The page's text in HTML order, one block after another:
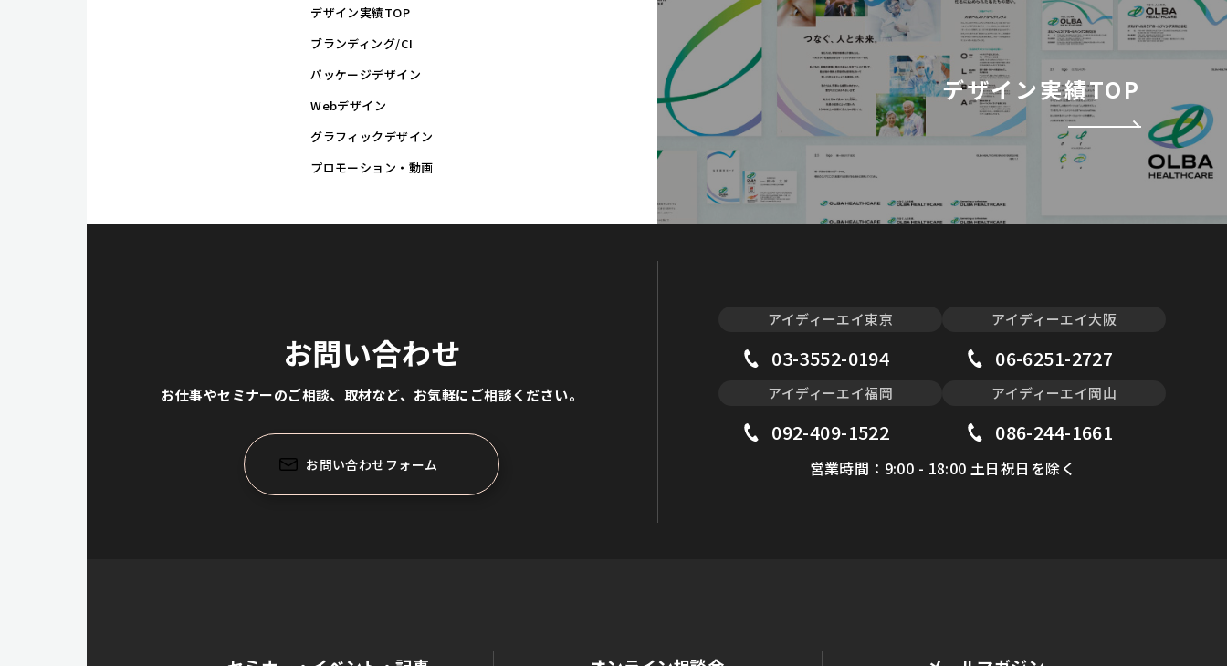
デザイン実績TOP
デザイン実績TOP
ブランディング/CI
パッケージデザイン
Webデザイン
グラフィックデザイン
プロモーション・動画
お問い合わせ
お仕事やセミナーのご相談、取材など、 お気軽にご相談ください。
お問い合わせフォーム
アイディーエイ東京
03-3552-0194
アイディーエイ大阪
06-6251-2727
アイディーエイ福岡
092-409-1522
アイディーエイ岡山
086-244-1661
営業時間：9:00 - 18:00 土日祝日を除く